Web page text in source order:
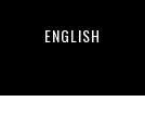
ENGLISH